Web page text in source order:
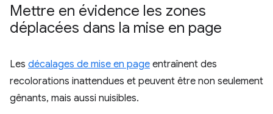
Mettre en évidence les zones
déplacées dans la mise en page
Les décalages de mise en page entraînent des
recolorations inattendues et peuvent être non seulement
gênants, mais aussi nuisibles.